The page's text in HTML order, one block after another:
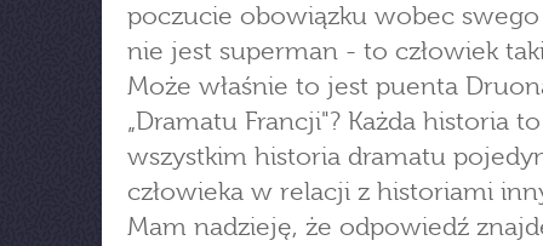
poczucie obowiązku wobec
nie jest superman - to człowiek
Może właśnie to jest puenta
„Dramatu Francji"? Każda historia
wszystkim historia dramatu
człowieka w relacji z historiami
Mam nadzieję, że odpowiedź